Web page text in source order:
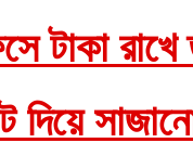
টাকা রাখে
দিয়ে